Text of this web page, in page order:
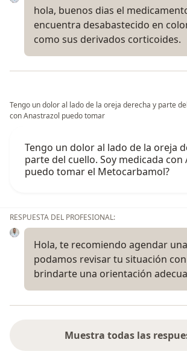
hola, buenos dias el
encuentra desabastecido en
como sus derivados corticoides.
Tengo un dolor al lado de la oreja derecha y parte
con Anastrazol puedo tomar
Tengo un dolor al lado de la oreja
parte del cuello. Soy medicada con
puedo tomar el Metocarbamol?
RESPUESTA DEL PROFESIONAL:
Hola, te recomiendo agendar
podamos revisar tu situación
brindarte una orientación
Muestra todas las